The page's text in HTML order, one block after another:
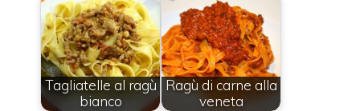
Tagliatelle al ragù
bianco
Ragù di carne alla
veneta